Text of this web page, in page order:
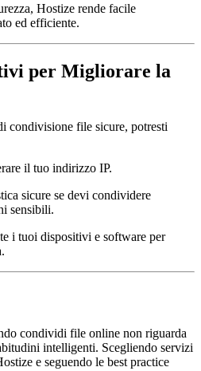
Hostize rende facile
ed efficiente.
per Migliorare la
condivisione file sicure, potresti
il tuo indirizzo IP.
sicure se devi condividere
sensibili.
i tuoi dispositivi e software per
condividi file online non riguarda
intelligenti. Scegliendo servizi
e seguendo le best practice